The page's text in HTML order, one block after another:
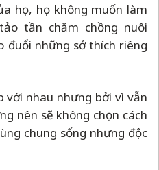
họ, họ không muốn làm
tần chăm chồng nuôi
đuổi những sở thích riêng
với nhau nhưng bởi vì vẫn
nên sẽ không chọn cách
chung sống nhưng độc